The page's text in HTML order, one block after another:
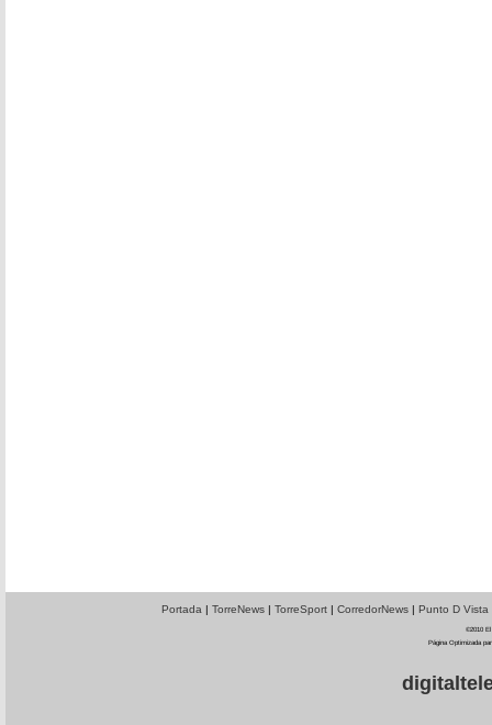
Portada | TorreNews| TorreSport| CorredorNews| Punto D Vista
©2010 El
Página Optimizada